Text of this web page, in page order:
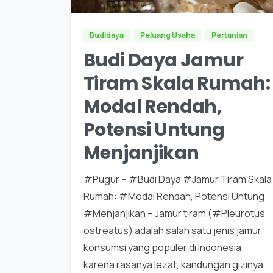
Budidaya Peluang Usaha Pertanian
Budi Daya Jamur
Tiram Skala Rumah:
Modal Rendah,
Potensi Untung
Menjanjikan
#Pugur – #Budi Daya #Jamur Tiram Skala
Rumah: #Modal Rendah, Potensi Untung
#Menjanjikan – Jamur tiram (#Pleurotus
ostreatus) adalah salah satu jenis jamur
konsumsi yang populer di Indonesia
karena rasanya lezat, kandungan gizinya